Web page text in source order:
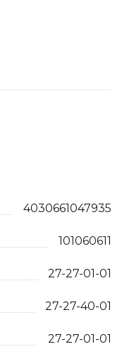
4030661047935
101060611
27-27-01-01
27-27-40-01
27-27-01-01